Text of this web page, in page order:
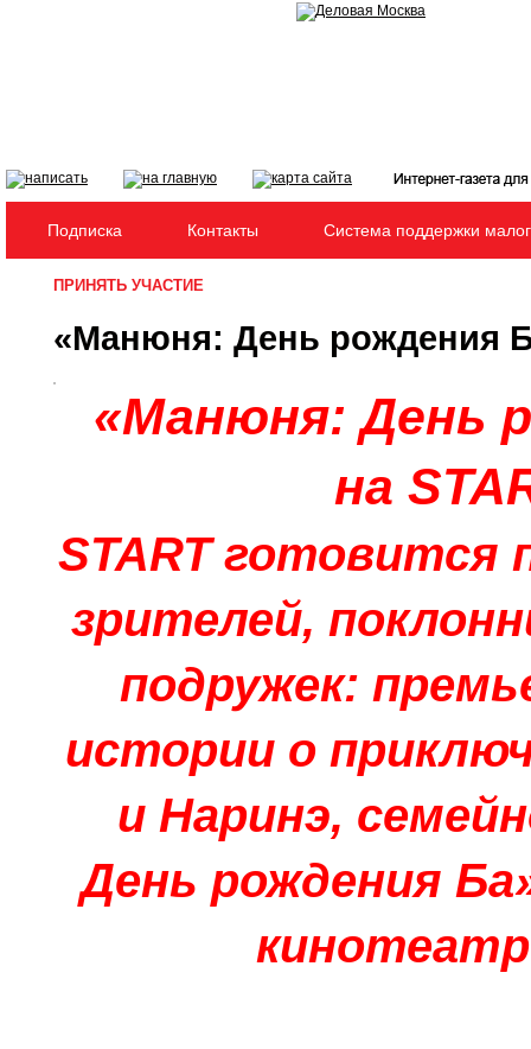
Интернет-газета для
Подписка Контакты Система поддержки
ПРИНЯТЬ УЧАСТИЕ
«Манюня: День рождения
«Манюня: День
на
START готовится
зрителей,
подружек:
истории о
и Наринэ,
День рождения